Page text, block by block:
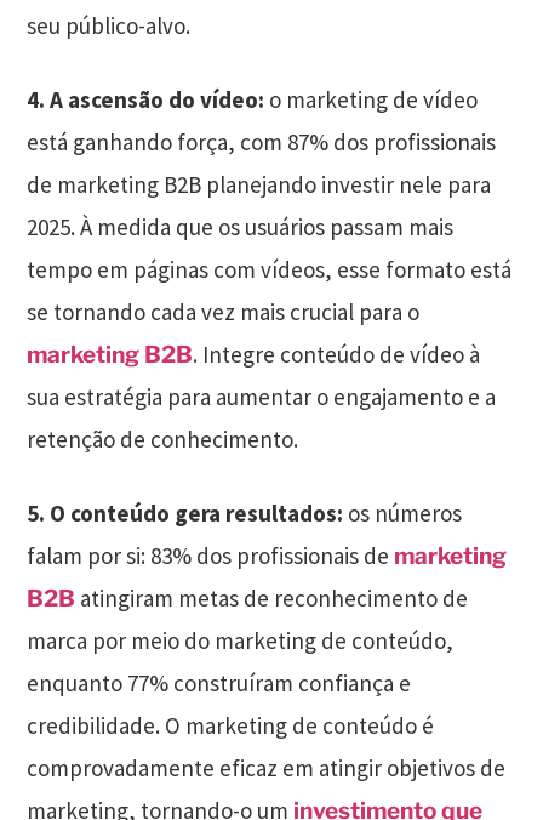
seu público-alvo.
4.A ascensão do vídeo: o marketing de vídeo
está ganhando força, com 87% dos profissionais
de marketing B2B planejando investir nele para
2025. À medida que os usuários passam mais
tempo em páginas com vídeos, esse formato está
se tornando cada vez mais crucial para o
marketing B2B. Integre conteúdo de vídeo à
sua estratégia para aumentar o engajamento e a
retenção de conhecimento.
5. O conteúdo gera resultados: os números
falam por si: 83% dos profissionais de marketing
B2B atingiram metas de reconhecimento de
marca por meio do marketing de conteúdo,
enquanto 77% construíram confiança e
credibilidade. O marketing de conteúdo é
comprovadamente eficaz em atingir objetivos de
marketing, tornando-o um investimento que